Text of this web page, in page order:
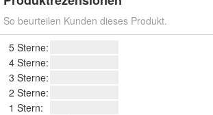
So beurteilen Kunden dieses Produkt.
5 Sterne:
4 Sterne:
3 Sterne:
2 Sterne:
1 Stern: